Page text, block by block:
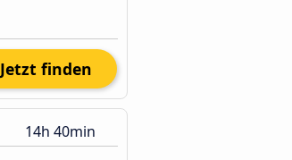
Jetzt finden
14h 40min